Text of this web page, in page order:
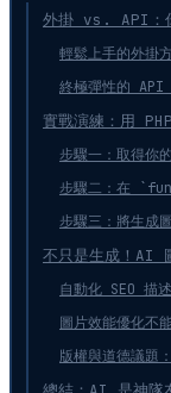
外掛 vs. API：
輕鬆上手的外掛
終極彈性的 API
實戰演練：用
步驟一：取得
步驟二：在
步驟三：將生成
不只是生成！AI
自動化 SEO 描
圖片效能優化不
版權與道德議題